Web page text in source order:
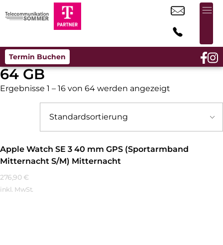
Termin Buchen
64 GB
Ergebnisse 1 – 16 von 64 werden angezeigt
Apple Watch SE 3 40 mm GPS (Sportarmband
Mitternacht S/M) Mitternacht
276,90 €
inkl. MwSt.